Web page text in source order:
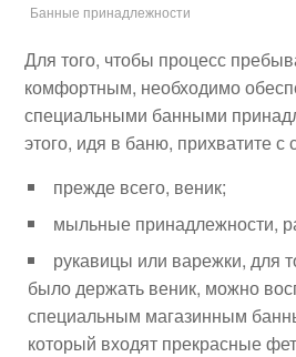
Банные принадлежности
Для того, чтобы процесс
комфортным, необходимо
специальными банными
этого, идя в баню, прихватите с
прежде всего, веник;
мыльные принадлежности,
рукавицы или варежки, для
было держать веник, можно
специальным магазинным
который входят прекрасные